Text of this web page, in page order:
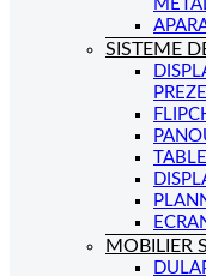
SISTEME
MOBILIER